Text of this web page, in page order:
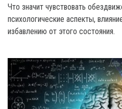
Что значит чувствовать
психологические аспекты,
избавлению от этого состояния.